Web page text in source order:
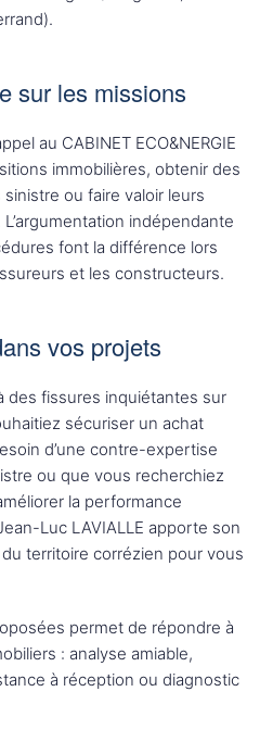
sur les missions
au CABINET ECO&NERGIE
immobilières, obtenir des
ou faire valoir leurs
indépendante
font la différence lors
et les constructeurs.
vos projets
des fissures inquiétantes sur
sécuriser un achat
d’une contre-expertise
ou que vous recherchiez
la performance
Luc LAVIALLE apporte son
territoire corrézien pour vous
permet de répondre à
: analyse amiable,
à réception ou diagnostic